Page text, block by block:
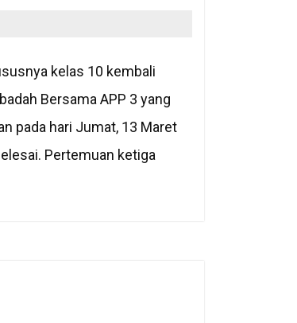
kelas 10 kembali
Bersama APP 3 yang
pada hari Jumat, 13 Maret
Pertemuan ketiga